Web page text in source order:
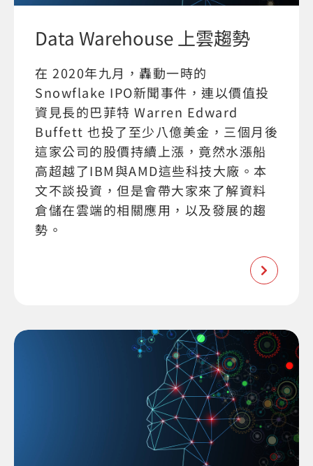
Data Warehouse 上雲趨勢
在 2020年九月，轟動一時的
Snowflake IPO新聞事件，連以價值投
資見長的巴菲特 Warren Edward
Buffett 也投了至少八億美金，三個月後
這家公司的股價持續上漲，竟然水漲船
高超越了IBM與AMD這些科技大廠。本
文不談投資，但是會帶大家來了解資料
倉儲在雲端的相關應用，以及發展的趨
勢。